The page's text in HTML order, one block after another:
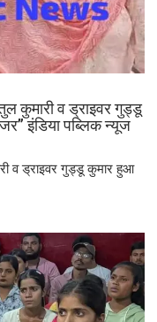
कुमारी व ड्राइवर गुड्डू
इंडिया पब्लिक न्यूज
व ड्राइवर गुड्डू कुमार हुआ